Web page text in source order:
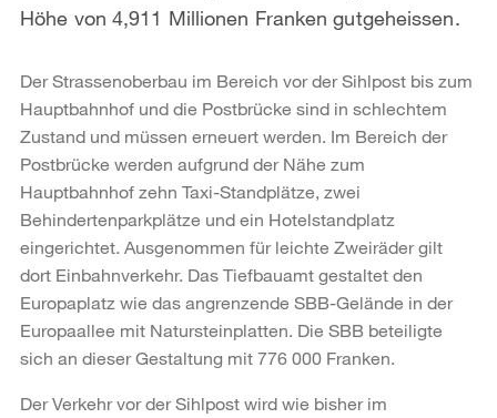
Höhe von 4,911 Millionen Franken gutgeheissen.
Der Strassenoberbau im Bereich vor der Sihlpost bis zum
Hauptbahnhof und die Postbrücke sind in schlechtem
Zustand und müssen erneuert werden. Im Bereich der
Postbrücke werden aufgrund der Nähe zum
Hauptbahnhof zehn Taxi-Standplätze, zwei
Behindertenparkplätze und ein Hotelstandplatz
eingerichtet. Ausgenommen für leichte Zweiräder gilt
dort Einbahnverkehr. Das Tiefbauamt gestaltet den
Europaplatz wie das angrenzende SBB-Gelände in der
Europaallee mit Natursteinplatten. Die SBB beteiligte
sich an dieser Gestaltung mit 776 000 Franken.
Der Verkehr vor der Sihlpost wird wie bisher im